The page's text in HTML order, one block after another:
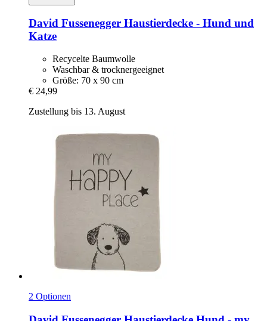
David Fussenegger Haustierdecke -​ Hund und
Katze
Recycelte Baumwolle
Waschbar & trocknergeeignet
Größe: 70 x 90 cm
€ 24,99
Zustellung bis 13. August
2 Optionen